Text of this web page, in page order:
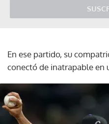
En ese partido, su
conectó de inatrapable en